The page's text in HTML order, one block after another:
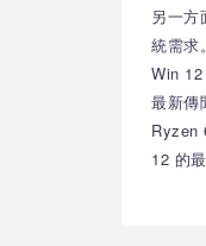
另一
統需求
Win
最新傳
Ryzen
12 的